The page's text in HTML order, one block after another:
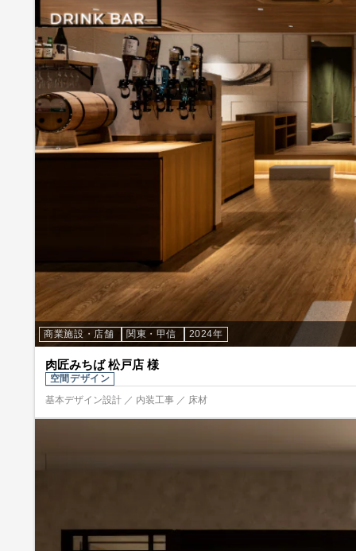
商業施設・店舗 関東・甲信 2024年
肉匠みちば 松戸店 様
空間デザイン
基本デザイン設計 ／ 内装工事 ／ 床材